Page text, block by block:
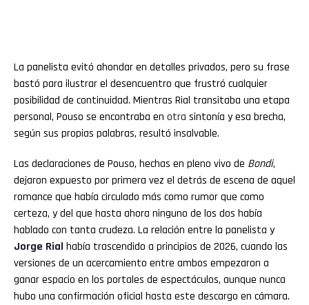
La panelista evitó ahondar en detalles privados, pero su frase
bastó para ilustrar el desencuentro que frustró cualquier
posibilidad de continuidad. Mientras Rial transitaba una etapa
personal, Pouso se encontraba en otra sintonía y esa brecha,
según sus propias palabras, resultó insalvable.
Las declaraciones de Pouso, hechas en pleno vivo de Bondi,
dejaron expuesto por primera vez el detrás de escena de aquel
romance que había circulado más como rumor que como
certeza, y del que hasta ahora ninguno de los dos había
hablado con tanta crudeza. La relación entre la panelista y
Jorge Rial había trascendido a principios de 2026, cuando las
versiones de un acercamiento entre ambos empezaron a
ganar espacio en los portales de espectáculos, aunque nunca
hubo una confirmación oficial hasta este descargo en cámara.